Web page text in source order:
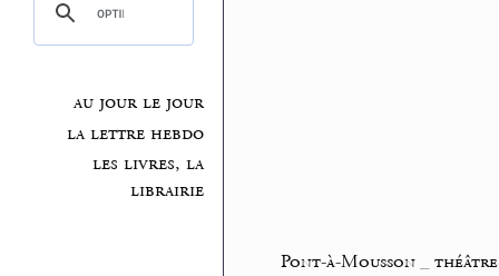
au jour le jour
la lettre hebdo
les livres, la
librairie
Pont-à-Mousson_